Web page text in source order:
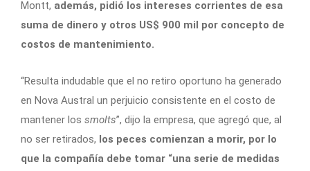
Montt, además, pidió los intereses corrientes de esa
suma de dinero y otros US$ 900 mil por concepto de
costos de mantenimiento.
“Resulta indudable que el no retiro oportuno ha generado
en Nova Austral un perjuicio consistente en el costo de
mantener los smolts”, dijo la empresa, que agregó que, al
no ser retirados, los peces comienzan a morir, por lo
que la compañía debe tomar “una serie de medidas